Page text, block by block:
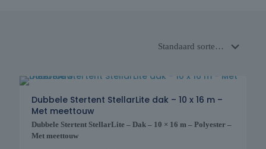
Dubbele Stertent StellarLite dak – 10 x 16 m –
Met meettouw
Dubbele Stertent StellarLite – Dak – 10 × 16 m – Polyester –
Met meettouw